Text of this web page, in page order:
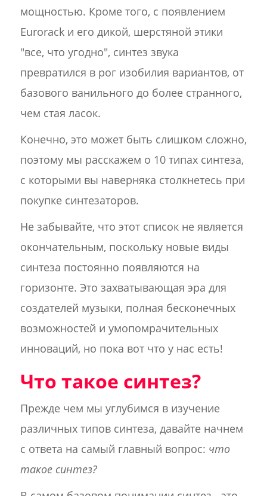
мощностью. Кроме того, с появлением
Eurorack и его дикой, шерстяной этики
"все, что угодно", синтез звука
превратился в рог изобилия вариантов, от
базового ванильного до более странного,
чем стая ласок.
Конечно, это может быть слишком сложно,
поэтому мы расскажем о 10 типах синтеза,
с которыми вы наверняка столкнетесь при
покупке синтезаторов.
Не забывайте, что этот список не является
окончательным, поскольку новые виды
синтеза постоянно появляются на
горизонте. Это захватывающая эра для
создателей музыки, полная бесконечных
возможностей и умопомрачительных
инноваций, но пока вот что у нас есть!
Что такое синтез?
Прежде чем мы углубимся в изучение
различных типов синтеза, давайте начнем
с ответа на самый главный вопрос: что
такое синтез?